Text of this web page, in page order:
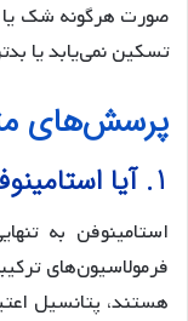
صورت هرگونه شک یا
تسکین نمی‌یابد یا
پرسش‌های
1. آیا استامینوفن می‌تواند اعتیادآور باشد؟
استامینوفن به
فرمولاسیون‌های
هستند، پتانسیل